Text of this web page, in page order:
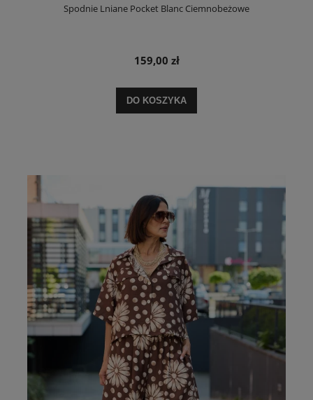
Spodnie Lniane Pocket Blanc Ciemnobeżowe
159,00 zł
DO KOSZYKA